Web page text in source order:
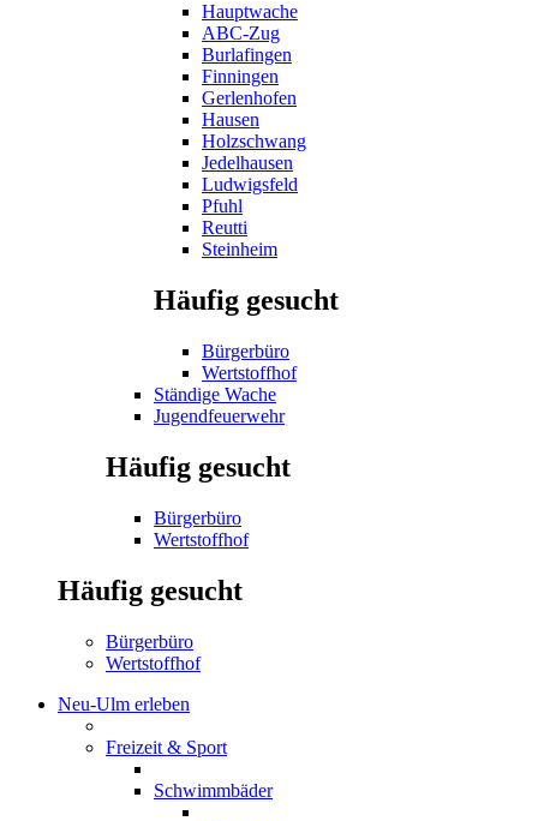
Hauptwache
ABC-Zug
Burlafingen
Finningen
Gerlenhofen
Hausen
Holzschwang
Jedelhausen
Ludwigsfeld
Pfuhl
Reutti
Steinheim
Häufig gesucht
Bürgerbüro
Wertstoffhof
Ständige Wache
Jugendfeuerwehr
Häufig gesucht
Bürgerbüro
Wertstoffhof
Häufig gesucht
Bürgerbüro
Wertstoffhof
Neu-Ulm erleben
Freizeit & Sport
Schwimmbäder